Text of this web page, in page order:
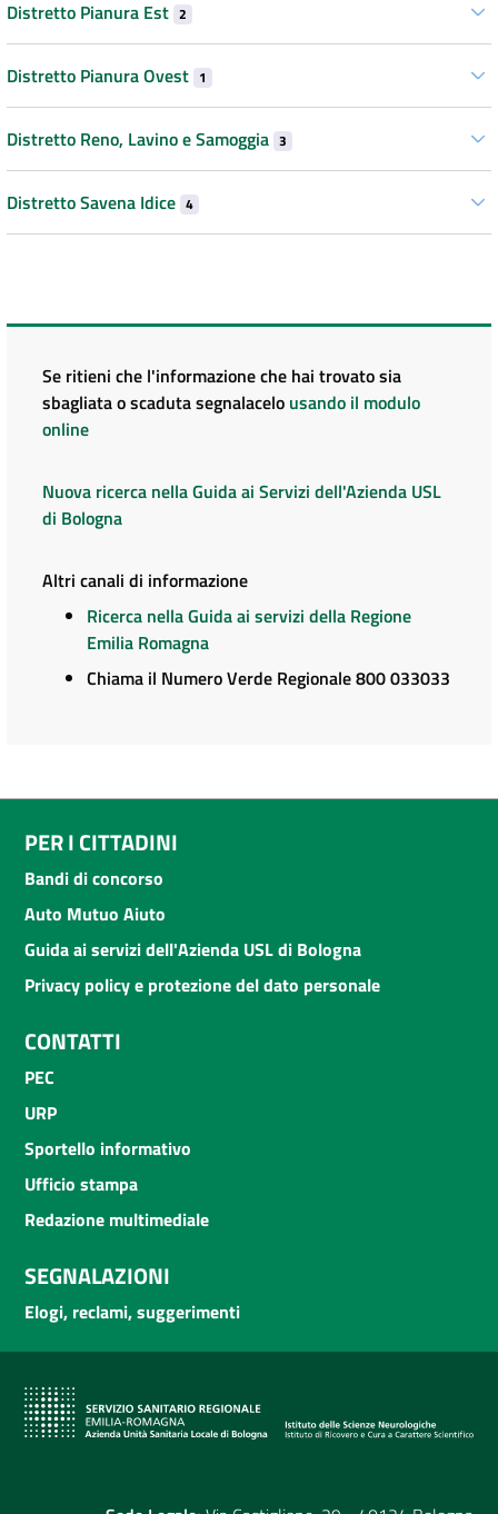
Distretto Pianura Est 2
Distretto Pianura Ovest 1
Distretto Reno, Lavino e Samoggia 3
Distretto Savena Idice 4
Se ritieni che l'informazione che hai trovato sia
sbagliata o scaduta segnalacelo usando il modulo
online
Nuova ricerca nella Guida ai Servizi dell'Azienda USL
di Bologna
Altri canali di informazione
Ricerca nella Guida ai servizi della Regione
Emilia Romagna
Chiama il Numero Verde Regionale 800 033033
PER I CITTADINI
Bandi di concorso
Auto Mutuo Aiuto
Guida ai servizi dell'Azienda USL di Bologna
Privacy policy e protezione del dato personale
CONTATTI
PEC
URP
Sportello informativo
Ufficio stampa
Redazione multimediale
SEGNALAZIONI
Elogi, reclami, suggerimenti